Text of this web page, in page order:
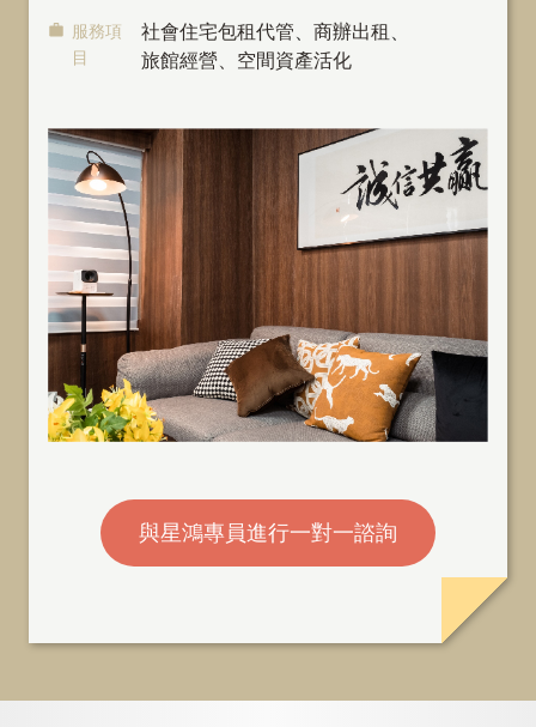
服務項
目
社會住宅包租代管 、商辦出租
旅館經營、空間資產活化
與星鴻專員進行一對一諮詢